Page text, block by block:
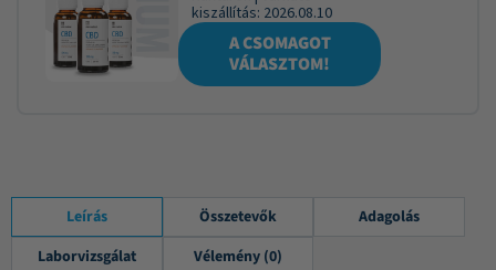
kiszállítás: 2026.08.10
A CSOMAGOT
VÁLASZTOM!
Leírás Összetevők
Adagolás
Laborvizsgálat
Vélemény (0)